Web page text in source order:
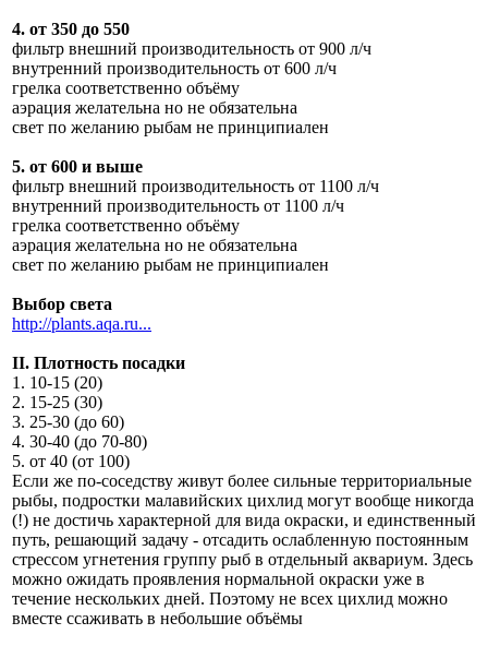
4. от 350 до 550
фильтр внешний производительность от 900 л/ч
внутренний производительность от 600 л/ч
грелка соответственно объёму
аэрация желательна но не обязательна
свет по желанию рыбам не принципиален
5. от 600 и выше
фильтр внешний производительность от 1100 л/ч
внутренний производительность от 1100 л/ч
грелка соответственно объёму
аэрация желательна но не обязательна
свет по желанию рыбам не принципиален
Выбор света
http://plants.aqa.ru...
II. Плотность посадки
1. 10-15 (20)
2. 15-25 (30)
3. 25-30 (до 60)
4. 30-40 (до 70-80)
5. от 40 (от 100)
Если же по-соседству живут более сильные территориальные
рыбы, подростки малавийских цихлид могут вообще никогда
(!) не достичь характерной для вида окраски, и единственный
путь, решающий задачу - отсадить ослабленную постоянным
стрессом угнетения группу рыб в отдельный аквариум. Здесь
можно ожидать проявления нормальной окраски уже в
течение нескольких дней. Поэтому не всех цихлид можно
вместе ссаживать в небольшие объёмы